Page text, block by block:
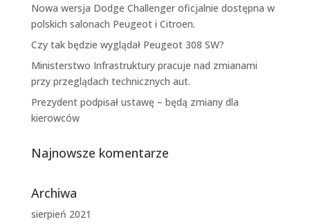
Nowa wersja Dodge Challenger oficjalnie dostępna w
polskich salonach Peugeot i Citroen.
Czy tak będzie wyglądał Peugeot 308 SW?
Ministerstwo Infrastruktury pracuje nad zmianami
przy przeglądach technicznych aut.
Prezydent podpisał ustawę – będą zmiany dla
kierowców
Najnowsze komentarze
Archiwa
sierpień 2021